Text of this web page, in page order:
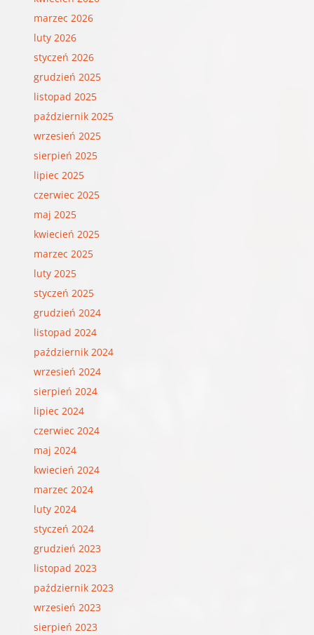
marzec 2026
luty 2026
styczeń 2026
grudzień 2025
listopad 2025
październik 2025
wrzesień 2025
sierpień 2025
lipiec 2025
czerwiec 2025
maj 2025
kwiecień 2025
marzec 2025
luty 2025
styczeń 2025
grudzień 2024
listopad 2024
październik 2024
wrzesień 2024
sierpień 2024
lipiec 2024
czerwiec 2024
maj 2024
kwiecień 2024
marzec 2024
luty 2024
styczeń 2024
grudzień 2023
listopad 2023
październik 2023
wrzesień 2023
sierpień 2023